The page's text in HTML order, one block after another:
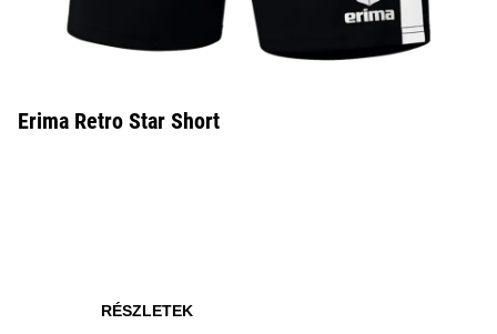
Erima Retro Star Short
RÉSZLETEK